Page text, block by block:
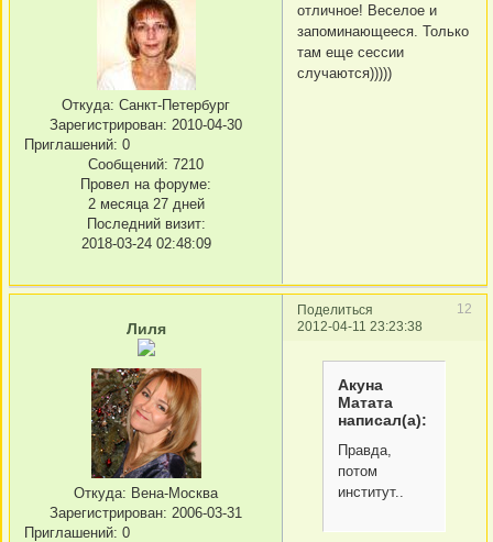
Откуда: Санкт-Петербург
Зарегистрирован: 2010-04-30
Приглашений: 0
Сообщений: 7210
Провел на форуме:
2 месяца 27 дней
Последний визит:
2018-03-24 02:48:09
отличное! Веселое и
запоминающееся. Только
там еще сессии
случаются)))))
Поделиться
12
2012-04-11 23:23:38
Лиля
Откуда: Вена-Москва
Зарегистрирован: 2006-03-31
Приглашений: 0
Акуна
Матата
написал(а):
Правда,
потом
институт..